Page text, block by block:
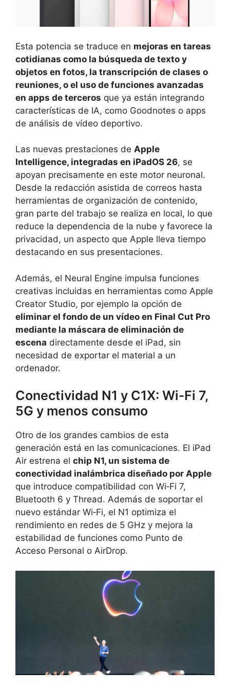
Esta potencia se traduce en mejoras en tareas
cotidianas como la búsqueda de texto y
objetos en fotos, la transcripción de clases o
reuniones, o el uso de funciones avanzadas
en apps de terceros que ya están integrando
características de IA, como Goodnotes o apps
de análisis de vídeo deportivo.
Las nuevas prestaciones de Apple
Intelligence, integradas en iPadOS 26, se
apoyan precisamente en este motor neuronal.
Desde la redacción asistida de correos hasta
herramientas de organización de contenido,
gran parte del trabajo se realiza en local, lo que
reduce la dependencia de la nube y favorece la
privacidad, un aspecto que Apple lleva tiempo
destacando en sus presentaciones.
Además, el Neural Engine impulsa funciones
creativas incluidas en herramientas como Apple
Creator Studio, por ejemplo la opción de
eliminar el fondo de un vídeo en Final Cut Pro
mediante la máscara de eliminación de
escena directamente desde el iPad, sin
necesidad de exportar el material a un
ordenador.
Conectividad N1 y C1X: Wi‑Fi 7,
5G y menos consumo
Otro de los grandes cambios de esta
generación está en las comunicaciones. El iPad
Air estrena el chip N1, un sistema de
conectividad inalámbrica diseñado por Apple
que introduce compatibilidad con Wi‑Fi 7,
Bluetooth 6 y Thread. Además de soportar el
nuevo estándar Wi‑Fi, el N1 optimiza el
rendimiento en redes de 5 GHz y mejora la
estabilidad de funciones como Punto de
Acceso Personal o AirDrop.